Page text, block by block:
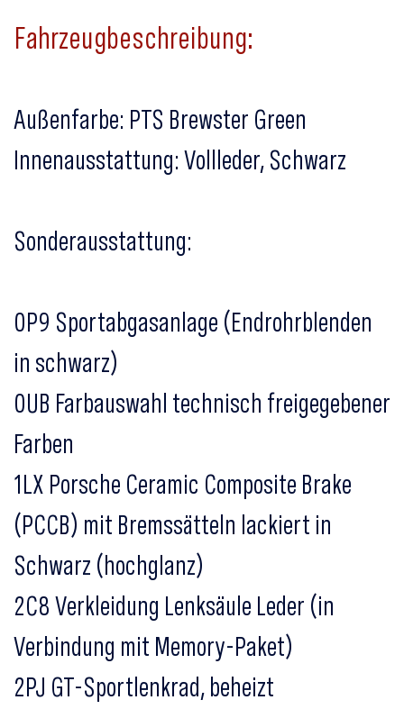
Fahrzeugbeschreibung:
Außenfarbe: PTS Brewster Green
Innenausstattung: Vollleder, Schwarz
Sonderausstattung:
0P9 Sportabgasanlage (Endrohrblenden
in schwarz)
0UB Farbauswahl technisch freigegebener
Farben
1LX Porsche Ceramic Composite Brake
(PCCB) mit Bremssätteln lackiert in
Schwarz (hochglanz)
2C8 Verkleidung Lenksäule Leder (in
Verbindung mit Memory-Paket)
2PJ GT-Sportlenkrad, beheizt